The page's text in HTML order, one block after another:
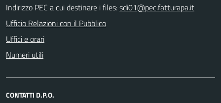
Indirizzo PEC a cui destinare i files:sdi01@pec.fatturapa.it
Ufficio Relazioni con il Pubblico
Uffici e orari
Numeri utili
CONTATTI D.P.O.